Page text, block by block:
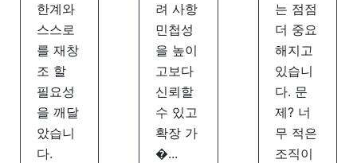
한계와
스스로
를 재창
조 할
필요성
을 깨달
았습니
다.
려 사항
민첩성
을 높이
고보다
신뢰할
수 있고
확장 가
�...
는 점점
더 중요
해지고
있습니
다. 문
제? 너
무 적은
조직이